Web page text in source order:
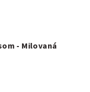
- Milovaná